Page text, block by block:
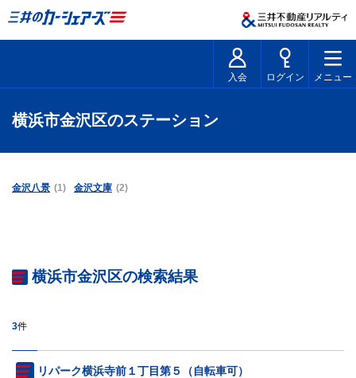
入会 ログイン メニュー
横浜市金沢区のステーション
金沢八景 (1) 金沢文庫 (2)
横浜市金沢区の検索結果
3件
リパーク横浜寺前１丁目第５（自転車可）